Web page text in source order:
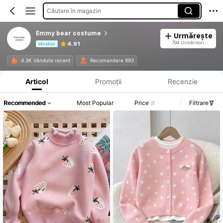
Căutare în magazin
Emmy bear costume
Vânzător 4.91
Urmărește
794 Urmăritori
4.3K Vândute recent Recomandare 993
Informații despre produs: Divulgarea prețului, detalii privind vânzările și stocul.
Articol Promoții Recenzie
Recommended Most Popular Price Filtrare